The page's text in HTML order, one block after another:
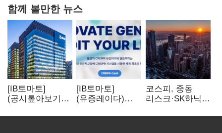
함께 볼만한 뉴스
[IB토마토]
(공시톺아보기)
바로 매출로
[IB토마토]
(유증레이다)
3분의 1 토막…
코스피, 중동
리스크·SK하닉
뒷걸음